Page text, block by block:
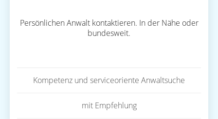
Persönlichen Anwalt kontaktieren. In der Nähe oder
bundesweit.
Kompetenz und serviceoriente Anwaltsuche
mit Empfehlung